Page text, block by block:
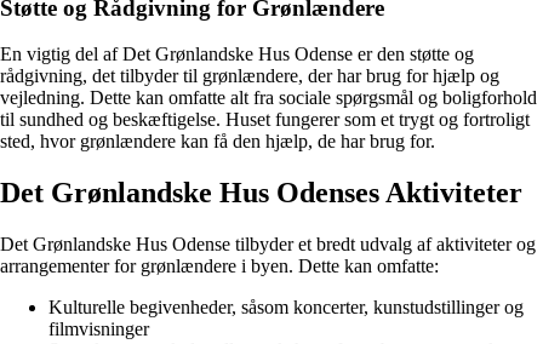
Støtte og Rådgivning for Grønlændere
En vigtig del af Det Grønlandske Hus Odense er den støtte og
rådgivning, det tilbyder til grønlændere, der har brug for hjælp og
vejledning. Dette kan omfatte alt fra sociale spørgsmål og boligforhold
til sundhed og beskæftigelse. Huset fungerer som et trygt og fortroligt
sted, hvor grønlændere kan få den hjælp, de har brug for.
Det Grønlandske Hus Odenses Aktiviteter
Det Grønlandske Hus Odense tilbyder et bredt udvalg af aktiviteter og
arrangementer for grønlændere i byen. Dette kan omfatte:
Kulturelle begivenheder, såsom koncerter, kunstudstillinger og
filmvisninger